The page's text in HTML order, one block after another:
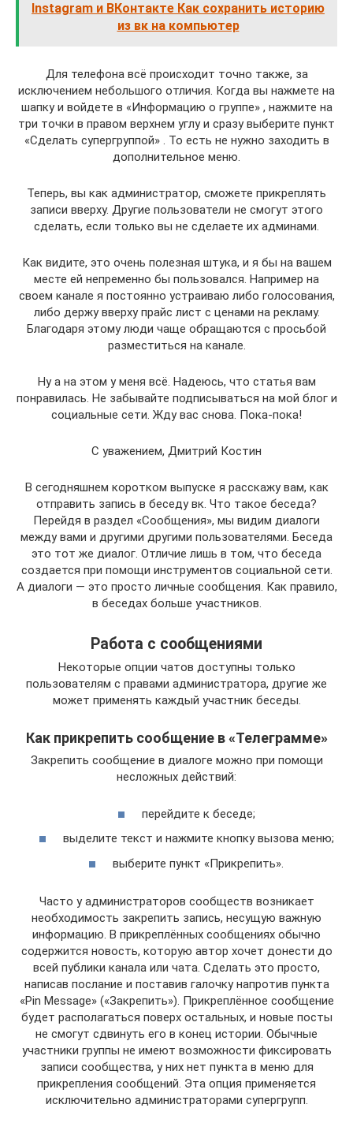
Instagram и ВКонтакте Как сохранить историю
из вк на компьютер
Для телефона всё происходит точно также, за
исключением небольшого отличия. Когда вы нажмете на
шапку и войдете в «Информацию о группе» , нажмите на
три точки в правом верхнем углу и сразу выберите пункт
«Сделать супергруппой» . То есть не нужно заходить в
дополнительное меню.
Теперь, вы как администратор, сможете прикреплять
записи вверху. Другие пользователи не смогут этого
сделать, если только вы не сделаете их админами.
Как видите, это очень полезная штука, и я бы на вашем
месте ей непременно бы пользовался. Например на
своем канале я постоянно устраиваю либо голосования,
либо держу вверху прайс лист с ценами на рекламу.
Благодаря этому люди чаще обращаются с просьбой
разместиться на канале.
Ну а на этом у меня всё. Надеюсь, что статья вам
понравилась. Не забывайте подписываться на мой блог и
социальные сети. Жду вас снова. Пока-пока!
С уважением, Дмитрий Костин
В сегодняшнем коротком выпуске я расскажу вам, как
отправить запись в беседу вк. Что такое беседа?
Перейдя в раздел «Сообщения», мы видим диалоги
между вами и другими другими пользователями. Беседа
это тот же диалог. Отличие лишь в том, что беседа
создается при помощи инструментов социальной сети.
А диалоги — это просто личные сообщения. Как правило,
в беседах больше участников.
Работа с сообщениями
Некоторые опции чатов доступны только
пользователям с правами администратора, другие же
может применять каждый участник беседы.
Как прикрепить сообщение в «Телеграмме»
Закрепить сообщение в диалоге можно при помощи
несложных действий:
перейдите к беседе;
выделите текст и нажмите кнопку вызова меню;
выберите пункт «Прикрепить».
Часто у администраторов сообществ возникает
необходимость закрепить запись, несущую важную
информацию. В прикреплённых сообщениях обычно
содержится новость, которую автор хочет донести до
всей публики канала или чата. Сделать это просто,
написав послание и поставив галочку напротив пункта
«Pin Message» («Закрепить»). Прикреплённое сообщение
будет располагаться поверх остальных, и новые посты
не смогут сдвинуть его в конец истории. Обычные
участники группы не имеют возможности фиксировать
записи сообщества, у них нет пункта в меню для
прикрепления сообщений. Эта опция применяется
исключительно администраторами супергрупп.